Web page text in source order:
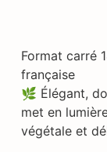
Format carré
française
🌿 Élégant,
met en
végétale et